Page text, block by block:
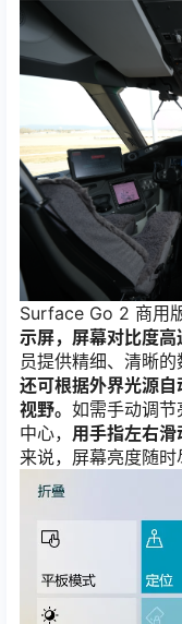
Surface Go 2 商用
示屏，屏幕对比度
员提供精细、清晰
还可根据外界光源
视野。 如需手动调
中心， 用手指左右滑
来说，屏幕亮度随时